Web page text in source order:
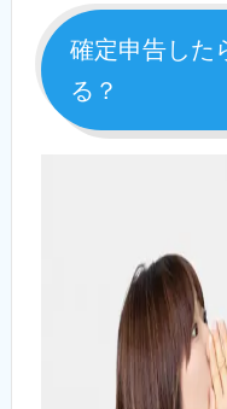
確定申告した
る？